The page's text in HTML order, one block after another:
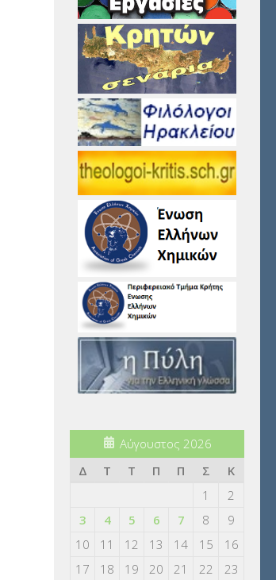
Αύγουστος 2026
Δ
Τ Τ Π Π Σ
Κ
1
2
3
4 5 6 7 8
9
10
11 12 13 14 15
16
17
18 19 20 21 22 23